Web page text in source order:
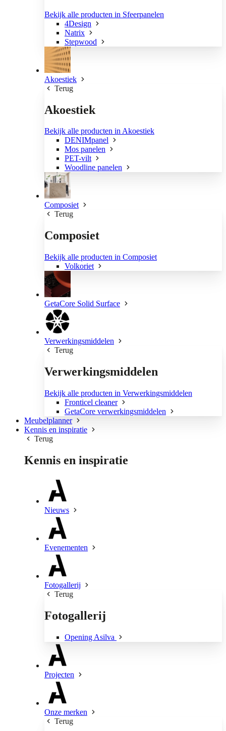
Bekijk alle producten in Sfeerpanelen
4Design
Natrix
Stepwood
Akoestiek
Terug
Akoestiek
Bekijk alle producten in Akoestiek
DENIMpanel
Mos panelen
PET-vilt
Woodline panelen
Composiet
Terug
Composiet
Bekijk alle producten in Composiet
Volkoriet
GetaCore Solid Surface
Verwerkingsmiddelen
Terug
Verwerkingsmiddelen
Bekijk alle producten in Verwerkingsmiddelen
Fronticel cleaner
GetaCore verwerkingsmiddelen
Meubelplanner
Kennis en inspiratie
Terug
Kennis en inspiratie
Nieuws
Evenementen
Fotogallerij
Terug
Fotogallerij
Opening Asilva
Projecten
Onze merken
Terug